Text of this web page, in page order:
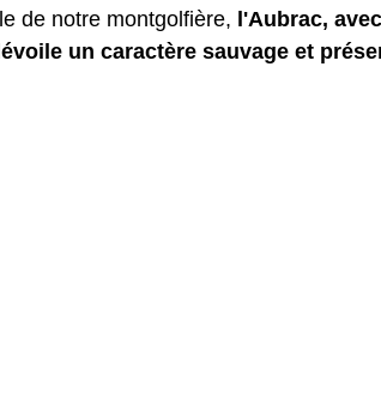
de notre montgolfière, l'Aubrac,
un caractère sauvage et